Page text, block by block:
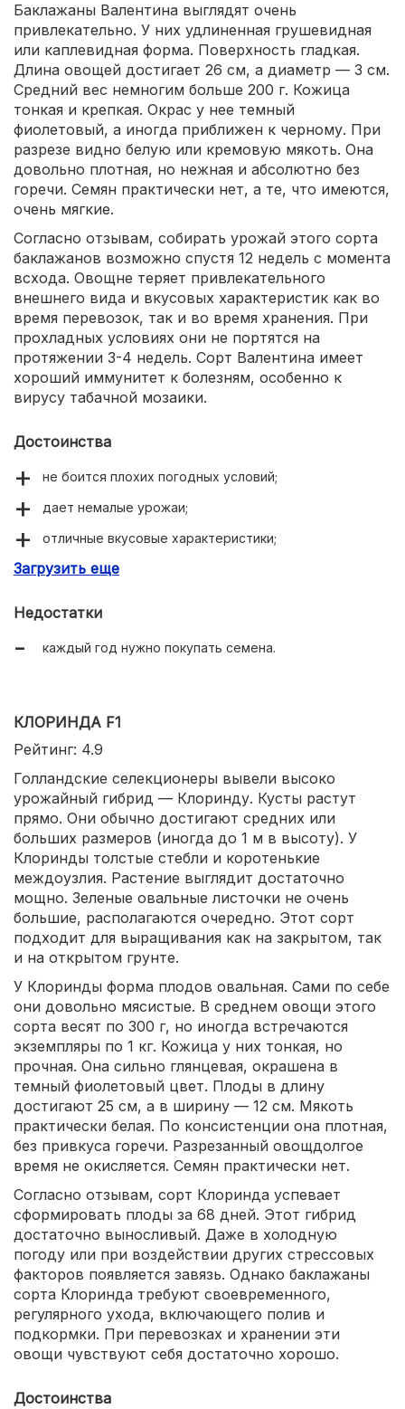
Баклажаны Валентина выглядят очень
привлекательно. У них удлиненная грушевидная
или каплевидная форма. Поверхность гладкая.
Длина овощей достигает 26 см, а диаметр — 3 см.
Средний вес немногим больше 200 г. Кожица
тонкая и крепкая. Окрас у нее темный
фиолетовый, а иногда приближен к черному. При
разрезе видно белую или кремовую мякоть. Она
довольно плотная, но нежная и абсолютно без
горечи. Семян практически нет, а те, что имеются,
очень мягкие.
Согласно отзывам, собирать урожай этого сорта
баклажанов возможно спустя 12 недель с момента
всхода. Овощне теряет привлекательного
внешнего вида и вкусовых характеристик как во
время перевозок, так и во время хранения. При
прохладных условиях они не портятся на
протяжении 3-4 недель. Сорт Валентина имеет
хороший иммунитет к болезням, особенно к
вирусу табачной мозаики.
Достоинства
не боится плохих погодных условий;
дает немалые урожаи;
отличные вкусовые характеристики;
хорошо переносит транспортировку и хранение;
Загрузить еще
Недостатки
каждый год нужно покупать семена.
КЛОРИНДА F1
Рейтинг: 4.9
Голландские селекционеры вывели высоко
урожайный гибрид — Клоринду. Кусты растут
прямо. Они обычно достигают средних или
больших размеров (иногда до 1 м в высоту). У
Клоринды толстые стебли и коротенькие
междоузлия. Растение выглядит достаточно
мощно. Зеленые овальные листочки не очень
большие, располагаются очередно. Этот сорт
подходит для выращивания как на закрытом, так
и на открытом грунте.
У Клоринды форма плодов овальная. Сами по себе
они довольно мясистые. В среднем овощи этого
сорта весят по 300 г, но иногда встречаются
экземпляры по 1 кг. Кожица у них тонкая, но
прочная. Она сильно глянцевая, окрашена в
темный фиолетовый цвет. Плоды в длину
достигают 25 см, а в ширину — 12 см. Мякоть
практически белая. По консистенции она плотная,
без привкуса горечи. Разрезанный овощдолгое
время не окисляется. Семян практически нет.
Согласно отзывам, сорт Клоринда успевает
сформировать плоды за 68 дней. Этот гибрид
достаточно выносливый. Даже в холодную
погоду или при воздействии других стрессовых
факторов появляется завязь. Однако баклажаны
сорта Клоринда требуют своевременного,
регулярного ухода, включающего полив и
подкормки. При перевозках и хранении эти
овощи чувствуют себя достаточно хорошо.
Достоинства